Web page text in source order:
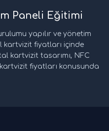
Paneli Eğitimi
yapılır ve yönetim
kartvizit fiyatları içinde
kartvizit tasarımı, NFC
fiyatları konusunda